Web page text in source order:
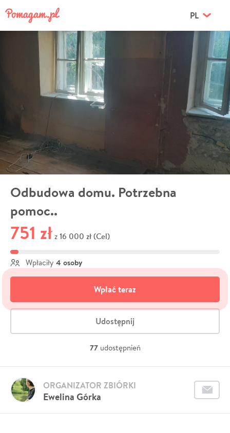
PL
Odbudowa domu. Potrzebna
pomoc..
751 zł z 16 000 zł (Cel)
Wpłaciły 4 osoby
Wpłać teraz
Udostępnij
77 udostępnień
Ewelina Górka
ORGANIZATOR ZBIÓRKI